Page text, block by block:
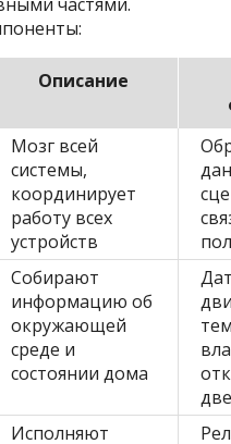
Описание
Мозг всей
системы,
координирует
работу всех
устройств
Собирают
информацию об
окружающей
среде и
состоянии дома
Исполняют